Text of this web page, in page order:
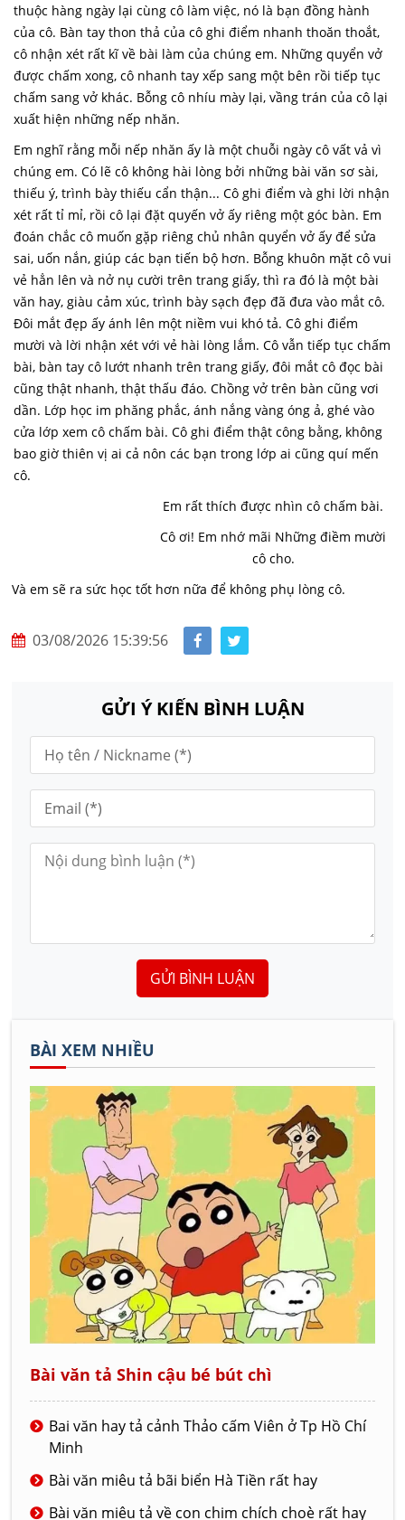
thuộc hàng ngày lại cùng cô làm việc, nó là bạn đồng hành
của cô. Bàn tay thon thả của cô ghi điểm nhanh thoăn thoắt,
cô nhận xét rất kĩ về bài làm của chúng em. Những quyển vở
được chấm xong, cô nhanh tay xếp sang một bên rồi tiếp tục
chấm sang vở khác. Bỗng cô nhíu mày lại, vầng trán của cô lại
xuất hiện những nếp nhăn.
Em nghĩ rằng mỗi nếp nhăn ấy là một chuỗi ngày cô vất vả vì
chúng em. Có lẽ cô không hài lòng bởi những bài văn sơ sài,
thiếu ý, trình bày thiếu cẩn thận... Cô ghi điểm và ghi lời nhận
xét rất tỉ mỉ, rồi cô lại đặt quyến vở ấy riêng một góc bàn. Em
đoán chắc cô muốn gặp riêng chủ nhân quyển vở ấy để sửa
sai, uốn nắn, giúp các bạn tiến bộ hơn. Bỗng khuôn mặt cô vui
vẻ hẳn lên và nở nụ cười trên trang giấy, thì ra đó là một bài
văn hay, giàu cảm xúc, trình bày sạch đẹp đã đưa vào mắt cô.
Đôi mắt đẹp ấy ánh lên một niềm vui khó tả. Cô ghi điểm
mười và lời nhận xét với vẻ hài lòng lắm. Cô vẫn tiếp tục chấm
bài, bàn tay cô lướt nhanh trên trang giấy, đôi mắt cô đọc bài
cũng thật nhanh, thật thấu đáo. Chồng vở trên bàn cũng vơi
dần. Lớp học im phăng phắc, ánh nắng vàng óng ả, ghé vào
cửa lớp xem cô chấm bài. Cô ghi điểm thật công bằng, không
bao giờ thiên vị ai cả nôn các bạn trong lớp ai cũng quí mến
cô.
Em rất thích được nhìn cô chấm bài.
Cô ơi! Em nhớ mãi Những điềm mười
cô cho.
Và em sẽ ra sức học tốt hơn nữa để không phụ lòng cô.
03/08/2026 15:39:56
GỬI Ý KIẾN BÌNH LUẬN
GỬI BÌNH LUẬN
BÀI XEM NHIỀU
Bài văn tả Shin cậu bé bút chì
Bai văn hay tả cảnh Thảo cấm Viên ở Tp Hồ Chí
Minh
Bài văn miêu tả bãi biển Hà Tiền rất hay
Bài văn miêu tả về con chim chích choè rất hay